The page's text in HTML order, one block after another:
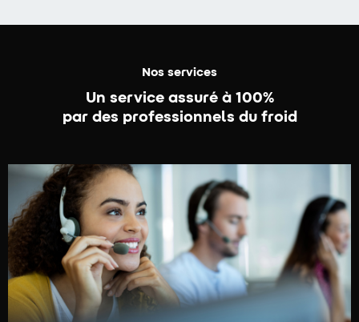
Nos services
Un service assuré à 100%
par des professionnels du froid